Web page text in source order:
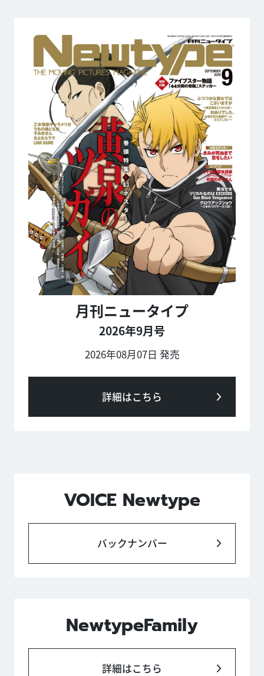
月刊ニュータイプ
2026年9月号
2026年08月07日 発売
詳細はこちら
VOICE Newtype
バックナンバー
NewtypeFamily
詳細はこちら